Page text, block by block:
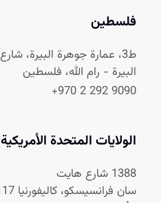
فلسطين
ط3، عمارة جوهرة البيرة، شارع نابلس
البيرة - رام الله، فلسطين
+970 2 292 9090
الولايات المتحدة الأمريكية
1388 شارع هايت